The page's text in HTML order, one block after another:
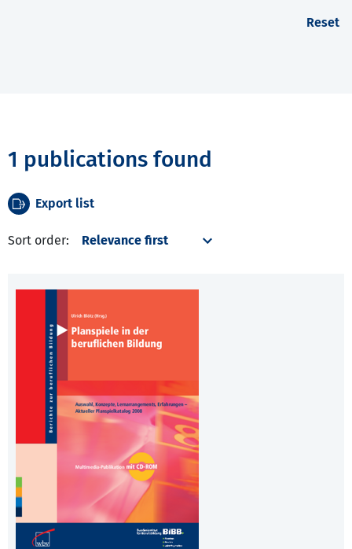
Reset
1 publications found
Export list
Sort order: